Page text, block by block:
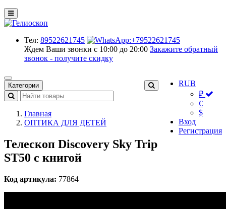
Тел: 89522621745
Ждем Ваши звонки с 10:00 до 20:00 Закажите обратный
звонок - получите скидку
RUB
₽
€
$
Вход
Регистрация
Категории
Главная
ОПТИКА ДЛЯ ДЕТЕЙ
Телескоп Discovery Sky Trip
ST50 с книгой
Код артикула: 77864